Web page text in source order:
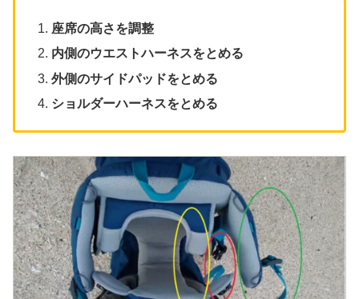
座席の高さを調整
内側のウエストハーネスをとめる
外側のサイドパッドをとめる
ショルダーハーネスをとめる